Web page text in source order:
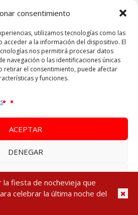
consentimiento
utilizamos tecnologías como las
acceder a la información del dispositivo. El
nos permitirá procesar datos
navegación o las identificaciones únicas
retirar el consentimiento, puede afectar
y funciones.
ACEPTAR
DENEGAR
PREFERENCIAS
fiesta de nochevieja que
celebrar la última noche del
AGOTADO